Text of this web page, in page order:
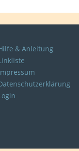
& Anleitung